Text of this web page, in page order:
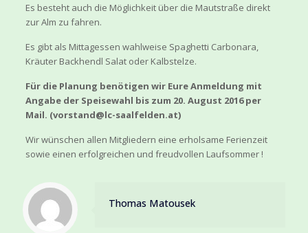
Es besteht auch die Möglichkeit über die Mautstraße direkt
zur Alm zu fahren.
Es gibt als Mittagessen wahlweise Spaghetti Carbonara,
Kräuter Backhendl Salat oder Kalbstelze.
Für die Planung benötigen wir Eure Anmeldung mit
Angabe der Speisewahl bis zum 20. August 2016 per
Mail. (vorstand@lc-saalfelden.at)
Wir wünschen allen Mitgliedern eine erholsame Ferienzeit
sowie einen erfolgreichen und freudvollen Laufsommer !
Thomas Matousek